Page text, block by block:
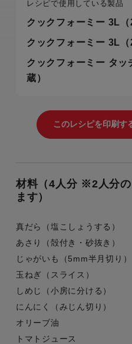
レシピで使用している製品
クックフォーミー 3L（
クックフォーミー 3L（
クックフォーミー タ
蔵）
材料（4人分 ※2人分
ます）
真だら（塩こしょうする）
あさり（殻付き・砂抜き）
じゃがいも（5mm半月切り）
玉ねぎ（スライス）
しめじ（小房に分ける）
にんにく（みじん切り）
オリーブ油
トマトジュース